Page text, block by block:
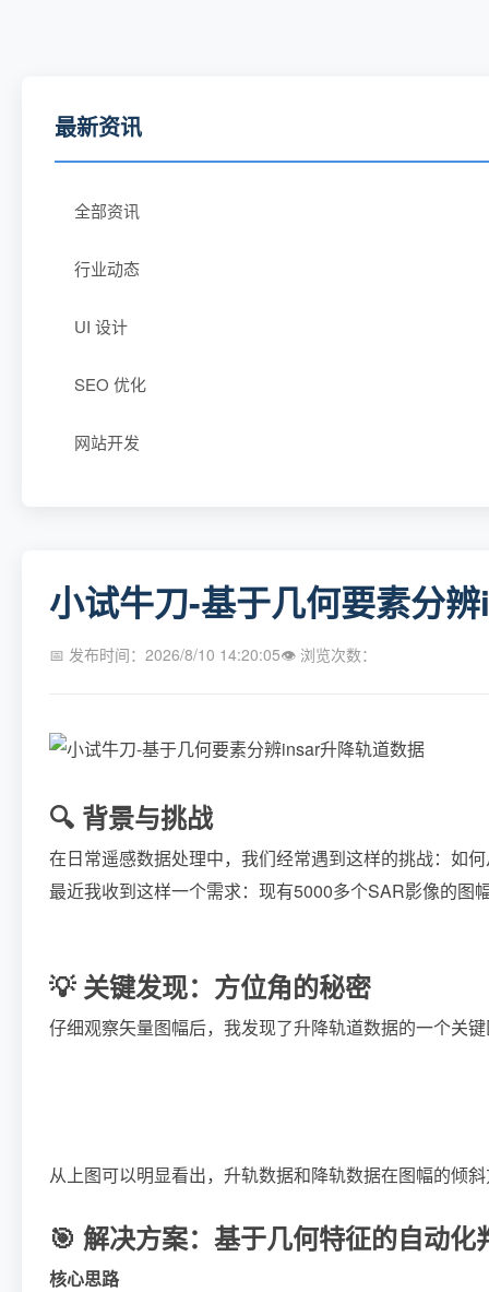
最新资讯
全部资讯
行业动态
UI 设计
SEO 优化
网站开发
小试牛刀-基于几何要素分
📅 发布时间：2026/8/10 14:20:05👁 浏览次数：
🔍 背景与挑战
在日常遥感数据处理中，我们经常遇到这样的挑战：如
最近我收到这样一个需求：现有5000多个SAR影像的图
💡 关键发现：方位角的秘密
仔细观察矢量图幅后，我发现了升降轨道数据的一个关
从上图可以明显看出，升轨数据和降轨数据在图幅的倾
🎯 解决方案：基于几何特征的自动化
核心思路